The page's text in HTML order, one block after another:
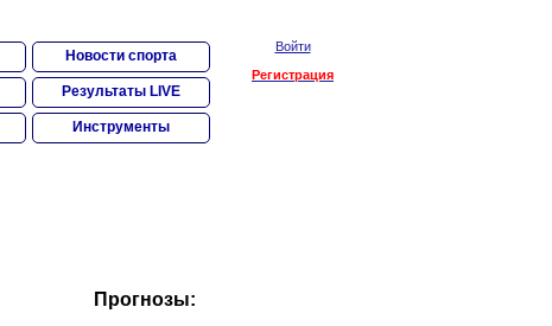
Новости спорта
Результаты LIVE
Инструменты
Войти
Регистрация
Прогнозы: